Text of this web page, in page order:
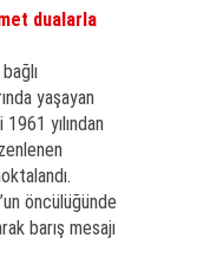
dualarla
yaşayan
yılından
öncülüğünde
barış mesajı